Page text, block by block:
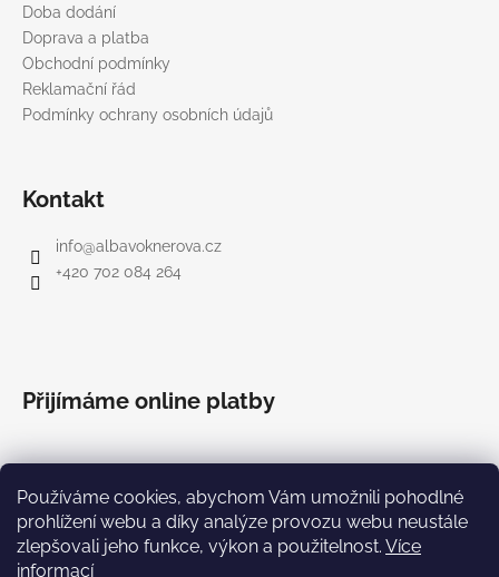
Používáme cookies, abychom Vám umožnili pohodlné
prohlížení webu a díky analýze provozu webu neustále
zlepšovali jeho funkce, výkon a použitelnost. Více
informací
Doba dodání
Doprava a platba
Obchodní podmínky
Reklamační řád
Podmínky ochrany osobních údajů
Kontakt
info@albavoknerova.cz
+420 702 084 264
Přijímáme online platby